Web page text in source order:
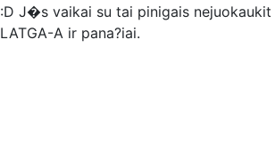
:D J�s vaikai su tai pinigais
LATGA-A ir pana?iai.